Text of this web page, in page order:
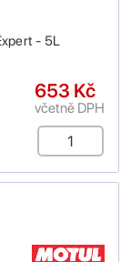
- 5L
653 Kč
včetně DPH